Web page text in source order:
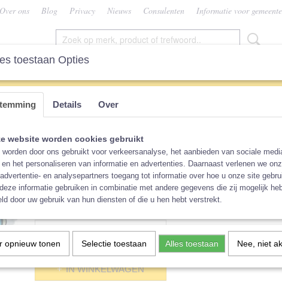
Over ons Blog Privacy Nieuws Consulenten Informatie voor
Verschoningsmatje Vissen
€ 9,99 (inclusief btw 21%)
✓Op voorraad
IN WINKELWAGEN
toestaan Opties
Details Over
website worden cookies gebruikt
worden door ons gebruikt voor verkeersanalyse, het aanbieden van sociale
het personaliseren van informatie en advertenties. Daarnaast verlenen we
en analysepartners toegang tot informatie over hoe u onze site
informatie gebruiken in combinatie met andere gegevens die zij mogelijk
door uw gebruik van hun diensten of die u hen hebt verstrekt.
opnieuw tonen Selectie toestaan Alles toestaan Nee, niet